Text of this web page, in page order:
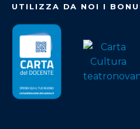
UTILIZZA DA NOI I